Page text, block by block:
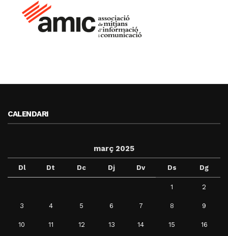
CALENDARI
març 2025
Dl Dt Dc Dj Dv Ds Dg
1 2
3 4 5 6 7 8 9
10 11 12 13 14 15 16